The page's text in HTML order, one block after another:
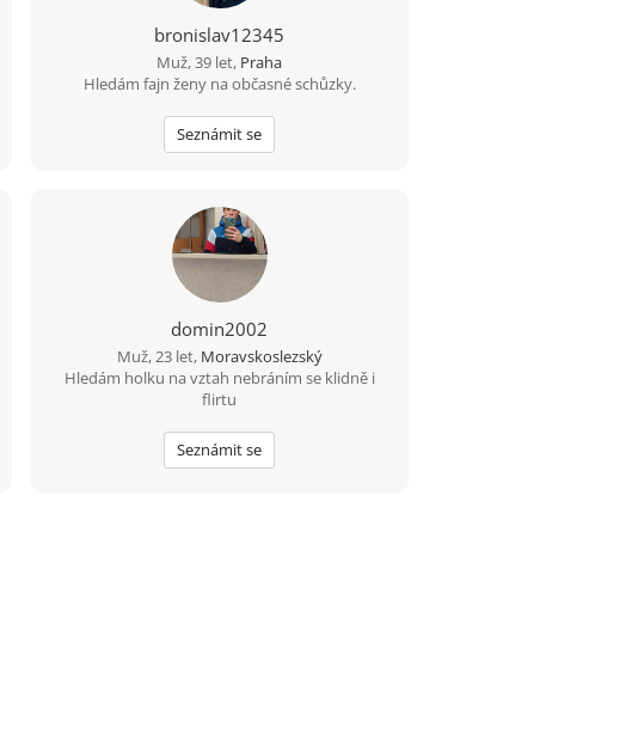
bronislav12345
Muž, 39 let, Praha
Hledám fajn ženy na občasné schůzky.
Seznámit se
domin2002
Muž, 23 let, Moravskoslezský
Hledám holku na vztah nebráním se klidně i
flirtu
Seznámit se